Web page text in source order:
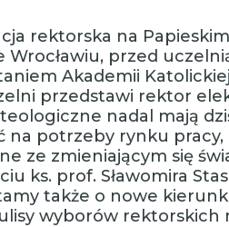
rektorska na
Wrocławiu, przed
Akademii
przedstawi rektor
nadal mają
na potrzeby rynku pracy,
ze zmieniającym się
ks. prof. Sławomira
także o nowe
wyborów rektorskich